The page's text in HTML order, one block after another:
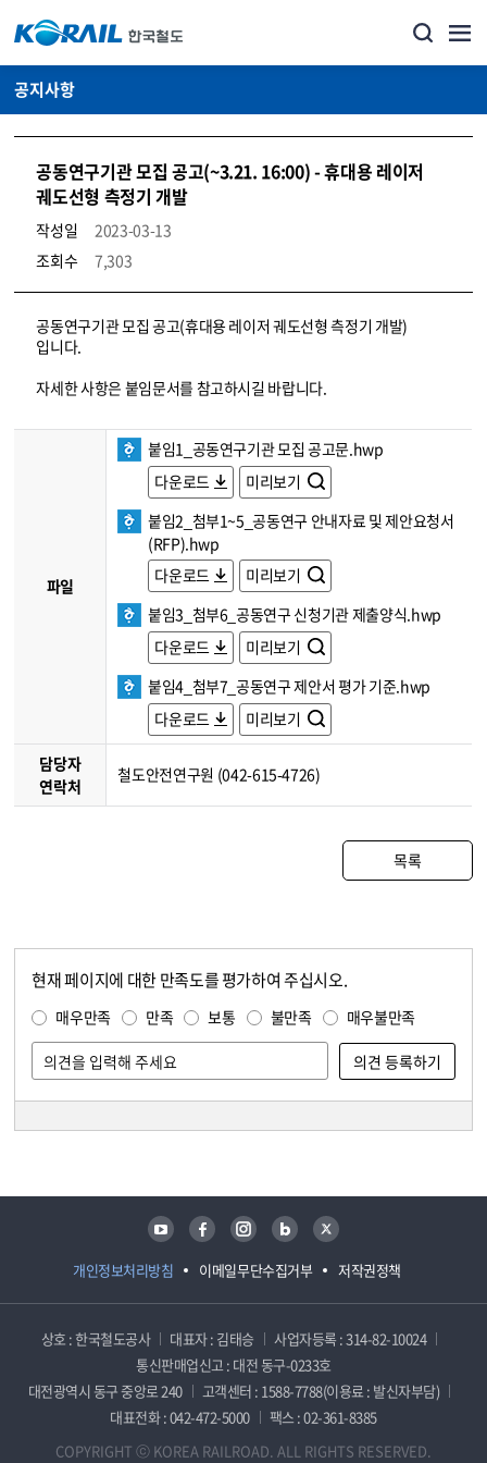
공지사항
공동연구기관 모집 공고(~3.21. 16:00) - 휴대용 레이저
궤도선형 측정기 개발
작성일
2023-03-13
조회수
7,303
뉴스·홍보_공지사항 상세보기 – 내용, 파일, 담당자 연락처로 구성
공동연구기관 모집 공고(휴대용 레이저 궤도선형 측정기 개발)
입니다.
자세한 사항은 붙임문서를 참고하시길 바랍니다.
파일
붙임1_공동연구기관 모집 공고문.hwp
다운로드
미리보기
붙임2_첨부1~5_공동연구 안내자료 및 제안요청서
(RFP).hwp
다운로드
미리보기
붙임3_첨부6_공동연구 신청기관 제출양식.hwp
다운로드
미리보기
붙임4_첨부7_공동연구 제안서 평가 기준.hwp
다운로드
미리보기
담당자
연락처
철도안전연구원 (042-615-4726)
목록
현재 페이지에 대한 만족도를 평가하여 주십시오.
매우만족 만족 보통 불만족 매우불만족
개인정보처리방침 이메일무단수집거부 저작권정책
유튜브 페이스북 인스타그램 블로그 트위터
상호 : 한국철도공사 대표자 : 김태승
사업자등록 : 314-82-10024
통신판매업신고 : 대전 동구-0233호
대전광역시 동구 중앙로 240
고객센터 : 1588-7788(이용료 : 발신자부담)
대표전화 : 042-472-5000
팩스 : 02-361-8385
COPYRIGHT ⓒ KOREA RAILROAD. ALL RIGHTS RESERVED.